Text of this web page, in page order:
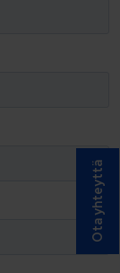
Ota yhteyttä